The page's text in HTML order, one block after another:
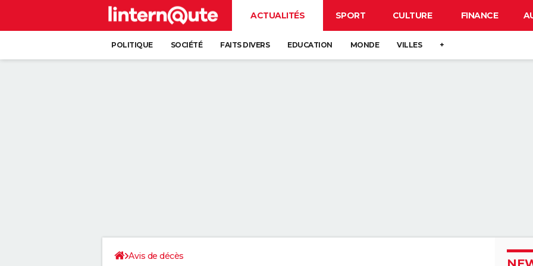
ACTUALITÉS SPORT CULTURE FINANCE
POLITIQUE SOCIÉTÉ FAITS DIVERS EDUCATION MONDE VILLES +
Avis de décès